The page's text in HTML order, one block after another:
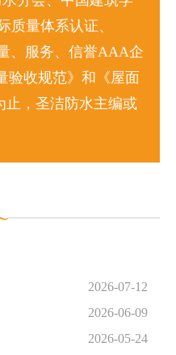
质量体系认证、
、服务、信誉AAA企
验收规范》和《屋面
止，圣洁防水主编或
2026-07-12
2026-06-09
2026-05-24